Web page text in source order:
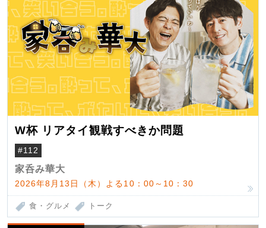
W杯 リアタイ観戦すべきか問題
#112
家呑み華大
2026年8月13日（木）よる10：00～10：30
食・グルメ トーク